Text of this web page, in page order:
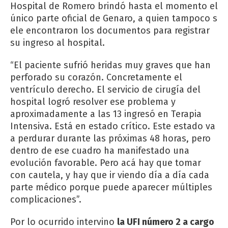
Hospital de Romero brindó hasta el momento el
único parte oficial de Genaro, a quien tampoco s
ele encontraron los documentos para registrar
su ingreso al hospital.
“El paciente sufrió heridas muy graves que han
perforado su corazón. Concretamente el
ventrículo derecho. El servicio de cirugía del
hospital logró resolver ese problema y
aproximadamente a las 13 ingresó en Terapia
Intensiva. Está en estado crítico. Este estado va
a perdurar durante las próximas 48 horas, pero
dentro de ese cuadro ha manifestado una
evolución favorable. Pero acá hay que tomar
con cautela, y hay que ir viendo día a día cada
parte médico porque puede aparecer múltiples
complicaciones”.
Por lo ocurrido intervino la UFI número 2 a cargo